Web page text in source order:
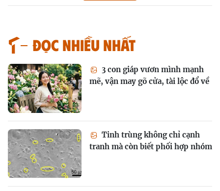
Đọc nhiều nhất
3 con giáp vươn mình mạnh
mẽ, vận may gõ cửa, tài lộc đổ về
Tinh trùng không chỉ cạnh
tranh mà còn biết phối hợp nhóm